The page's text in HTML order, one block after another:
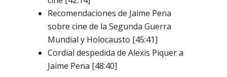
Recomendaciones de Jaime Pena
sobre cine de la Segunda Guerra
Mundial y Holocausto [45:41]
Cordial despedida de Alexis Piquer a
Jaime Pena [48:40]